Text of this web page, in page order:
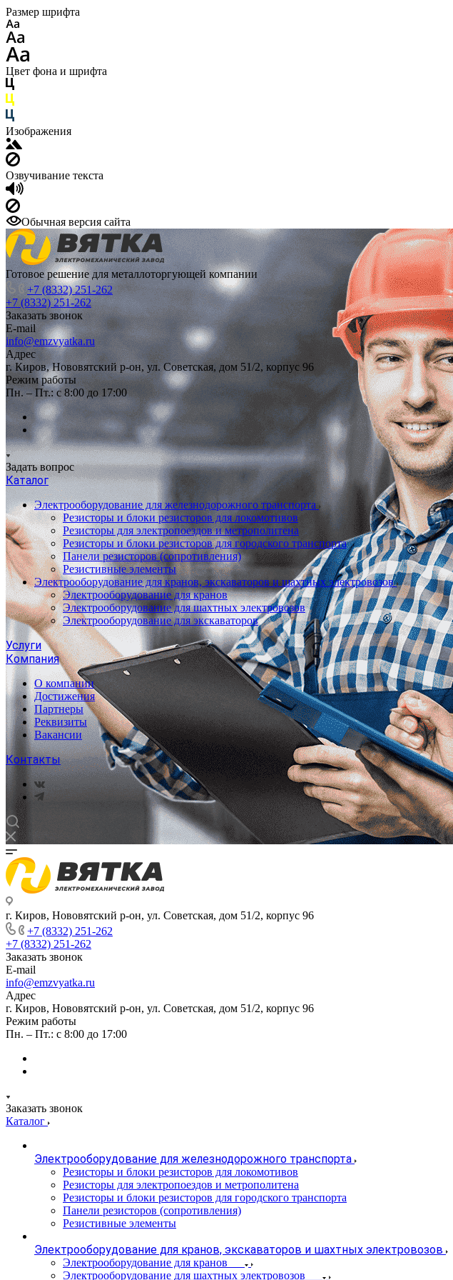
Размер шрифта
Цвет фона и шрифта
Изображения
Озвучивание текста
Обычная версия сайта
Готовое решение для металлоторгующей компании
+7 (8332) 251-262
+7 (8332) 251-262
Заказать звонок
E-mail
info@emzvyatka.ru
Адрес
г. Киров, Нововятский р-он, ул. Советская, дом 51/2, корпус 96
Режим работы
Пн. – Пт.: с 8:00 до 17:00
Задать вопрос
Каталог
Электрооборудование для железнодорожного транспорта
Резисторы и блоки резисторов для локомотивов
Резисторы для электропоездов и метрополитена
Резисторы и блоки резисторов для городского транспорта
Панели резисторов (сопротивления)
Резистивные элементы
Электрооборудование для кранов, экскаваторов и шахтных электровозов
Электрооборудование для кранов
Электрооборудование для шахтных электровозов
Электрооборудование для экскаваторов
Услуги
Компания
О компании
Достижения
Партнеры
Реквизиты
Вакансии
Контакты
г. Киров, Нововятский р-он, ул. Советская, дом 51/2, корпус 96
+7 (8332) 251-262
+7 (8332) 251-262
Заказать звонок
E-mail
info@emzvyatka.ru
Адрес
г. Киров, Нововятский р-он, ул. Советская, дом 51/2, корпус 96
Режим работы
Пн. – Пт.: с 8:00 до 17:00
Заказать звонок
Каталог
Электрооборудование для железнодорожного транспорта
Резисторы и блоки резисторов для локомотивов
Резисторы для электропоездов и метрополитена
Резисторы и блоки резисторов для городского транспорта
Панели резисторов (сопротивления)
Резистивные элементы
Электрооборудование для кранов, экскаваторов и шахтных электровозов
Электрооборудование для кранов
Электрооборудование для шахтных электровозов